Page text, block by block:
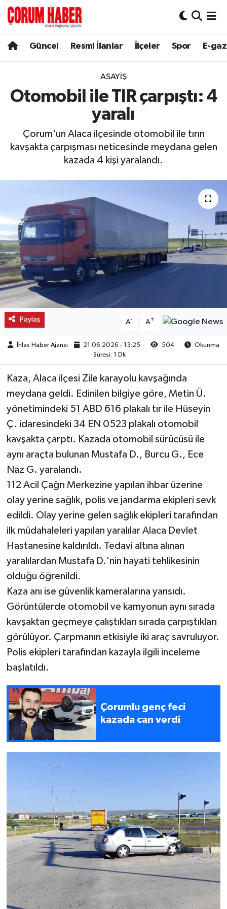
Güncel Resmi İlanlar İlçeler Spor E-
ASAYIŞ
Otomobil ile TIR çarpıştı: 4
yaralı
Çorum'un Alaca ilçesinde otomobil ile tırın
kavşakta çarpışması neticesinde meydana gelen
kazada 4 kişi yaralandı.
Paylaş A- A+
İhlas Haber Ajansı 21.06.2026 - 13:25 504
Okunma
Süresi: 1 Dk
Kaza, Alaca ilçesi Zile karayolu kavşağında
meydana geldi. Edinilen bilgiye göre, Metin Ü.
yönetimindeki 51 ABD 616 plakalı tır ile Hüseyin
Ç. idaresindeki 34 EN 0523 plakalı otomobil
kavşakta çarptı. Kazada otomobil sürücüsü ile
aynı araçta bulunan Mustafa D., Burcu G., Ece
Naz G. yaralandı.
112 Acil Çağrı Merkezine yapılan ihbar üzerine
olay yerine sağlık, polis ve jandarma ekipleri sevk
edildi. Olay yerine gelen sağlık ekipleri tarafından
ilk müdahaleleri yapılan yaralılar Alaca Devlet
Hastanesine kaldırıldı. Tedavi altına alınan
yaralılardan Mustafa D.'nin hayati tehlikesinin
olduğu öğrenildi.
Kaza anı ise güvenlik kameralarına yansıdı.
Görüntülerde otomobil ve kamyonun aynı sırada
kavşaktan geçmeye çalıştıkları sırada çarpıştıkları
görülüyor. Çarpmanın etkisiyle iki araç savruluyor.
Polis ekipleri tarafından kazayla ilgili inceleme
başlatıldı.
Çorumlu genç feci
kazada can verdi
Spor
Resmi İlanlar
Bayat
İskilip
Kargı
Laçin
Mecitözü
Oğuzlar
Ortaköy
Osmancık
Sungurlu
Uğurludağ
Sağlık
Hava Durumu
Çorum Namaz Vakitleri
Süper Lig Puan Durumu ve Fikstür
Haber Arşivi